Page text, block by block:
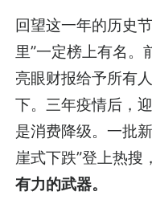
回望这一年的历史
里”一定榜上有名。
亮眼财报给予所有
下。三年疫情后，
是消费降级。一批
崖式下跌”登上热搜，
有力的武器。